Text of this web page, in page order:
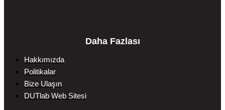
Daha Fazlası
Hakkımızda
Politikalar
Bize Ulaşın
DUTlab Web Sitesi